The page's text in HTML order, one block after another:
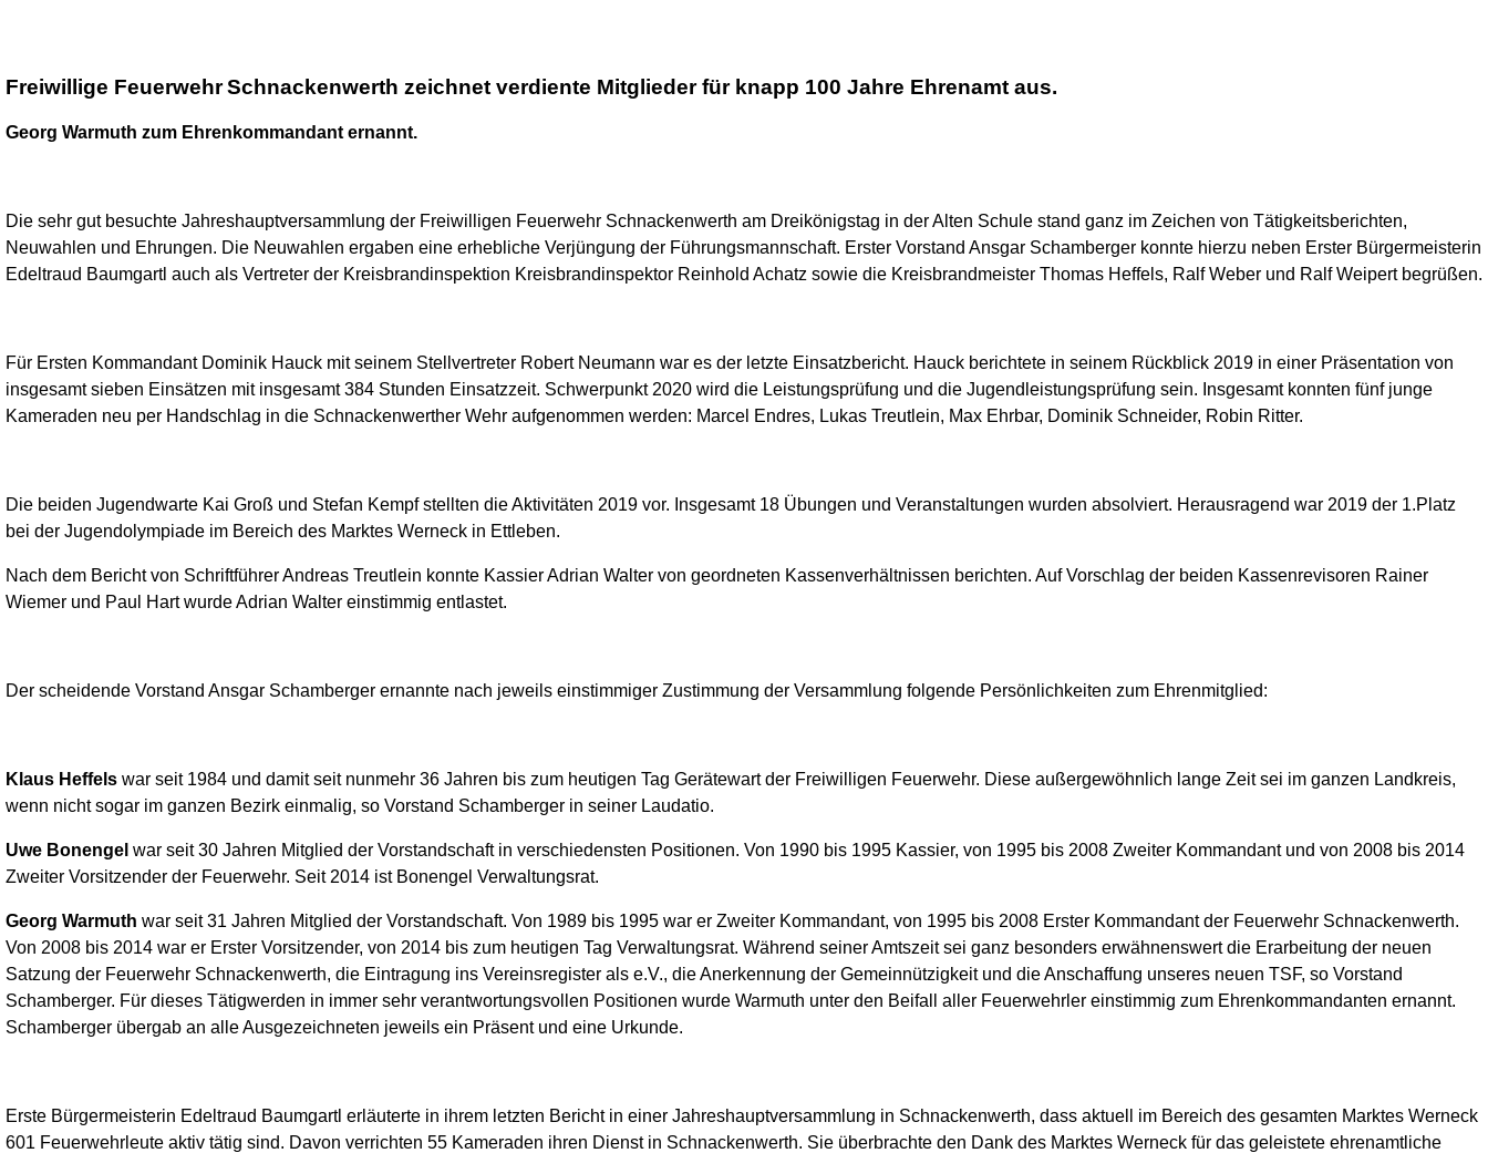
Freiwillige FeuerwehrSchnackenwerth zeichnet verdiente Mitglieder für knapp 100 Jahre Ehrenamt aus.
Georg Warmuth zum Ehrenkommandant ernannt.
Die sehr gut besuchte Jahreshauptversammlung der Freiwilligen Feuerwehr Schnackenwerth am Dreikönigstag in der Alten Schule stand ganz im Zeichen von Tätigkeitsberichten,
Neuwahlen und Ehrungen. Die Neuwahlen ergaben eine erhebliche Verjüngung der Führungsmannschaft. Erster Vorstand Ansgar Schamberger konnte hierzu neben Erster Bürgermeisterin
Edeltraud Baumgartl auch als Vertreter der Kreisbrandinspektion Kreisbrandinspektor Reinhold Achatz sowie die Kreisbrandmeister Thomas Heffels, Ralf Weber und Ralf Weipert begrüßen.
Für Ersten Kommandant Dominik Hauck mit seinem Stellvertreter Robert Neumann war es der letzte Einsatzbericht. Hauck berichtete in seinem Rückblick 2019 in einer Präsentation von
insgesamt sieben Einsätzen mit insgesamt 384 Stunden Einsatzzeit. Schwerpunkt 2020 wird die Leistungsprüfung und die Jugendleistungsprüfung sein. Insgesamt konnten fünf junge
Kameraden neu per Handschlag in die Schnackenwerther Wehr aufgenommen werden: Marcel Endres, Lukas Treutlein, Max Ehrbar, Dominik Schneider, Robin Ritter.
Die beiden Jugendwarte Kai Groß und Stefan Kempf stellten die Aktivitäten 2019 vor. Insgesamt 18 Übungen und Veranstaltungen wurden absolviert. Herausragend war 2019 der 1.Platz
bei der Jugendolympiade im Bereich des Marktes Werneck in Ettleben.
Nach dem Bericht von Schriftführer Andreas Treutlein konnte Kassier Adrian Walter von geordneten Kassenverhältnissen berichten. Auf Vorschlag der beiden Kassenrevisoren Rainer
Wiemer und Paul Hart wurde Adrian Walter einstimmig entlastet.
Der scheidende Vorstand Ansgar Schamberger ernannte nach jeweils einstimmiger Zustimmung der Versammlung folgende Persönlichkeiten zum Ehrenmitglied:
Klaus Heffels war seit 1984 und damit seit nunmehr 36 Jahren bis zum heutigen Tag Gerätewart der Freiwilligen Feuerwehr. Diese außergewöhnlich lange Zeit sei im ganzen Landkreis,
wenn nicht sogar im ganzen Bezirk einmalig, so Vorstand Schamberger in seiner Laudatio.
Uwe Bonengel war seit 30 Jahren Mitglied der Vorstandschaft in verschiedensten Positionen. Von 1990 bis 1995 Kassier, von 1995 bis 2008 Zweiter Kommandant und von 2008 bis 2014
Zweiter Vorsitzender der Feuerwehr. Seit 2014 ist Bonengel Verwaltungsrat.
Georg Warmuth war seit 31 Jahren Mitglied der Vorstandschaft. Von 1989 bis 1995 war er Zweiter Kommandant, von 1995 bis 2008 Erster Kommandant der Feuerwehr Schnackenwerth.
Von 2008 bis 2014 war er Erster Vorsitzender, von 2014 bis zum heutigen Tag Verwaltungsrat. Während seiner Amtszeit sei ganz besonders erwähnenswert die Erarbeitung der neuen
Satzung der Feuerwehr Schnackenwerth, die Eintragung ins Vereinsregister als e.V., die Anerkennung der Gemeinnützigkeit und die Anschaffung unseres neuen TSF, so Vorstand
Schamberger. Für dieses Tätigwerden in immer sehr verantwortungsvollen Positionen wurde Warmuth unter den Beifall aller Feuerwehrler einstimmig zum Ehrenkommandanten ernannt.
Schamberger übergab an alle Ausgezeichneten jeweils ein Präsent und eine Urkunde.
Erste Bürgermeisterin Edeltraud Baumgartl erläuterte in ihrem letzten Bericht in einer Jahreshauptversammlung in Schnackenwerth, dass aktuell im Bereich des gesamten Marktes Werneck
601 Feuerwehrleute aktiv tätig sind. Davon verrichten 55 Kameraden ihren Dienst in Schnackenwerth. Sie überbrachte den Dank des Marktes Werneck für das geleistete ehrenamtliche